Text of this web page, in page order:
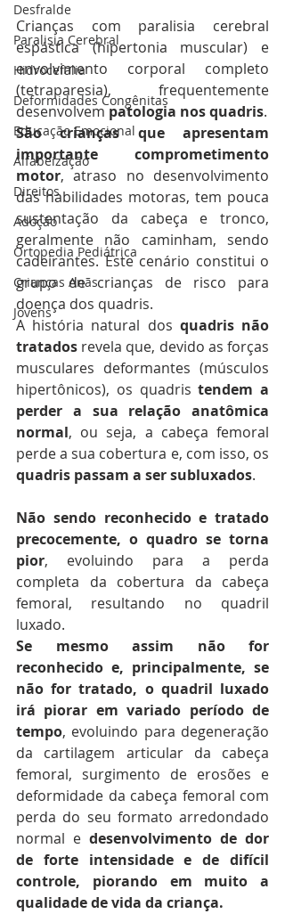
Desfralde
Paralisia Cerebral
Hidrocefalia
Deformidades Congênitas
Educação Emocional
Alfabeização
Direitos
Adoção
Ortopedia Pediátrica
Crianças Anãs
Jovens
Crianças com paralisia cerebral
espástica (hipertonia muscular) e
envolvimento corporal completo
(tetraparesia), frequentemente
desenvolvem patologia nos quadris.
São crianças que apresentam
importante comprometimento
motor, atraso no desenvolvimento
das habilidades motoras, tem pouca
sustentação da cabeça e tronco,
geralmente não caminham, sendo
cadeirantes. Este cenário constitui o
grupo de crianças de risco para
doença dos quadris.
A história natural dos quadris não
tratados revela que, devido as forças
musculares deformantes (músculos
hipertônicos), os quadris tendem a
perder a sua relação anatômica
normal, ou seja, a cabeça femoral
quadris passam a ser subluxados.
Não sendo reconhecido e tratado
precocemente, o quadro se torna
pior, evoluindo para a perda
completa da cobertura da cabeça
femoral, resultando no quadril
luxado.
Se mesmo assim não for
reconhecido e, principalmente, se
não for tratado, o quadril luxado
irá piorar em variado período de
tempo, evoluindo para degeneração
da cartilagem articular da cabeça
femoral, surgimento de erosões e
deformidade da cabeça femoral com
perda do seu formato arredondado
normal e desenvolvimento de dor
de forte intensidade e de difícil
controle, piorando em muito a
qualidade de vida da criança.